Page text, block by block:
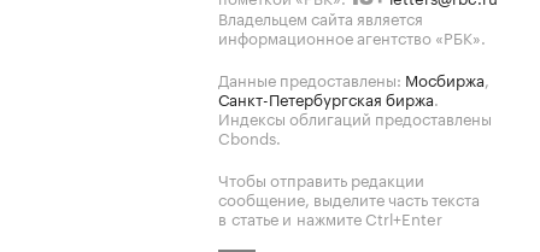
Владельцем сайта является
информационное агентство «РБК».
Данные предоставлены: Мосбиржа,
Санкт-Петербургская биржа.
Индексы облигаций предоставлены
Cbonds.
Чтобы отправить редакции
сообщение, выделите часть текста
в статье и нажмите Ctrl+Enter